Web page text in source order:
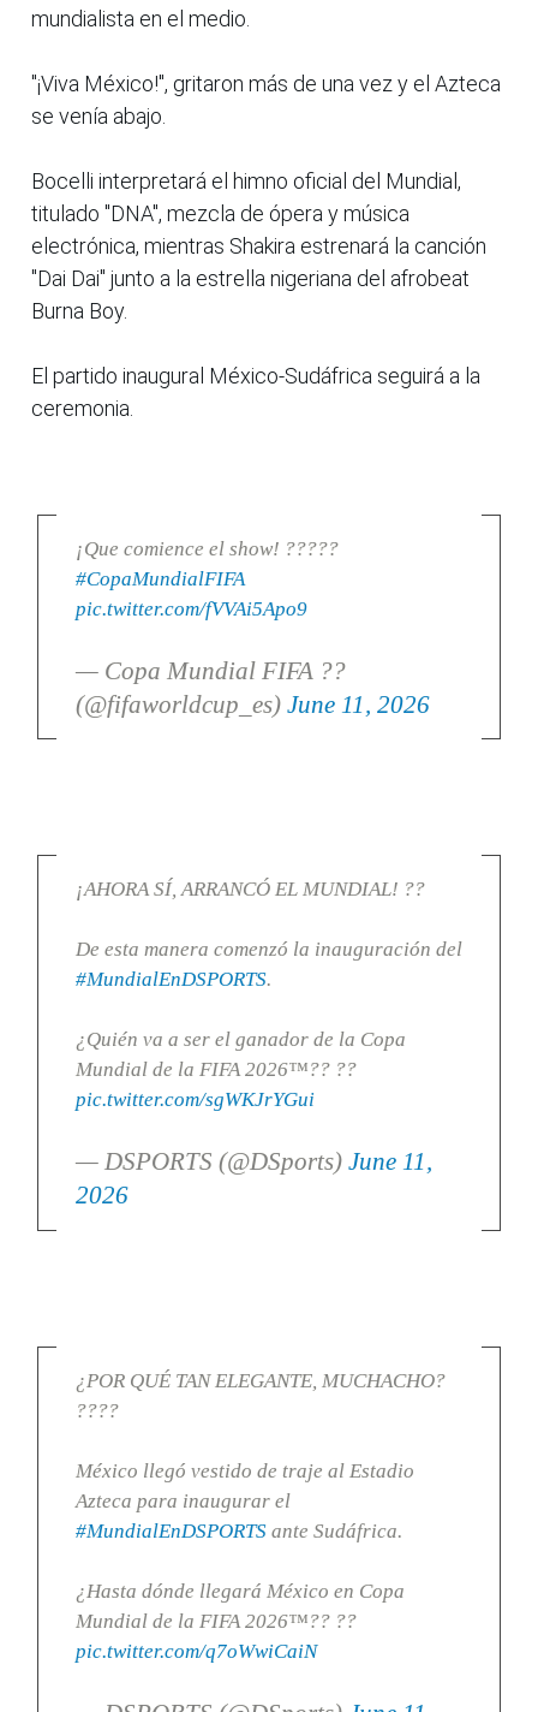
mundialista en el medio.
"¡Viva México!", gritaron más de una vez y el Azteca
se venía abajo.
Bocelli interpretará el himno oficial del Mundial,
titulado "DNA", mezcla de ópera y música
electrónica, mientras Shakira estrenará la canción
"Dai Dai" junto a la estrella nigeriana del afrobeat
Burna Boy.
El partido inaugural México-Sudáfrica seguirá a la
ceremonia.
¡Que comience el show! ?????
#CopaMundialFIFA
pic.twitter.com/fVVAi5Apo9
— Copa Mundial FIFA ??
(@fifaworldcup_es) June 11, 2026
¡AHORA SÍ, ARRANCÓ EL MUNDIAL! ??
De esta manera comenzó la inauguración del
#MundialEnDSPORTS.
¿Quién va a ser el ganador de la Copa
Mundial de la FIFA 2026™?? ??
pic.twitter.com/sgWKJrYGui
— DSPORTS (@DSports) June 11,
2026
¿POR QUÉ TAN ELEGANTE, MUCHACHO?
????
México llegó vestido de traje al Estadio
Azteca para inaugurar el
#MundialEnDSPORTSante Sudáfrica.
¿Hasta dónde llegará México en Copa
Mundial de la FIFA 2026™?? ??
pic.twitter.com/q7oWwiCaiN